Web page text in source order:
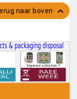
naar boven 